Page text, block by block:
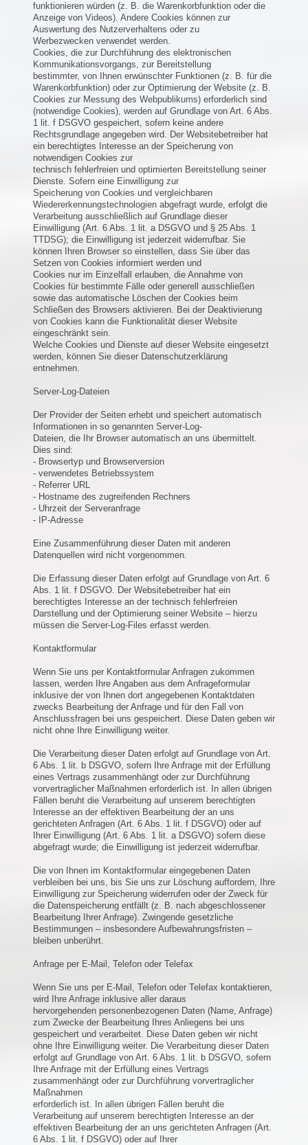
funktionieren würden (z. B. die Warenkorbfunktion oder die
Anzeige von Videos). Andere Cookies können zur
Auswertung des Nutzerverhaltens oder zu
Werbezwecken verwendet werden.
Cookies, die zur Durchführung des elektronischen
Kommunikationsvorgangs, zur Bereitstellung
bestimmter, von Ihnen erwünschter Funktionen (z. B. für die
Warenkorbfunktion) oder zur Optimierung der Website (z. B.
Cookies zur Messung des Webpublikums) erforderlich sind
(notwendige Cookies), werden auf Grundlage von Art. 6 Abs.
1 lit. f DSGVO gespeichert, sofern keine andere
Rechtsgrundlage angegeben wird. Der Websitebetreiber hat
ein berechtigtes Interesse an der Speicherung von
notwendigen Cookies zur
technisch fehlerfreien und optimierten Bereitstellung seiner
Dienste. Sofern eine Einwilligung zur
Speicherung von Cookies und vergleichbaren
Wiedererkennungstechnologien abgefragt wurde, erfolgt die
Verarbeitung ausschließlich auf Grundlage dieser
Einwilligung (Art. 6 Abs. 1 lit. a DSGVO und § 25 Abs. 1
TTDSG); die Einwilligung ist jederzeit widerrufbar. Sie
können Ihren Browser so einstellen, dass Sie über das
Setzen von Cookies informiert werden und
Cookies nur im Einzelfall erlauben, die Annahme von
Cookies für bestimmte Fälle oder generell ausschließen
sowie das automatische Löschen der Cookies beim
Schließen des Browsers aktivieren. Bei der Deaktivierung
von Cookies kann die Funktionalität dieser Website
eingeschränkt sein.
Welche Cookies und Dienste auf dieser Website eingesetzt
werden, können Sie dieser Datenschutzerklärung
entnehmen.
Server-Log-Dateien
Der Provider der Seiten erhebt und speichert automatisch
Informationen in so genannten Server-Log-
Dateien, die Ihr Browser automatisch an uns übermittelt.
Dies sind:
- Browsertyp und Browserversion
- verwendetes Betriebssystem
- Referrer URL
- Hostname des zugreifenden Rechners
- Uhrzeit der Serveranfrage
- IP-Adresse
Eine Zusammenführung dieser Daten mit anderen
Datenquellen wird nicht vorgenommen.
Die Erfassung dieser Daten erfolgt auf Grundlage von Art. 6
Abs. 1 lit. f DSGVO. Der Websitebetreiber hat ein
berechtigtes Interesse an der technisch fehlerfreien
Darstellung und der Optimierung seiner Website – hierzu
müssen die Server-Log-Files erfasst werden.
Kontaktformular
Wenn Sie uns per Kontaktformular Anfragen zukommen
lassen, werden Ihre Angaben aus dem Anfrageformular
inklusive der von Ihnen dort angegebenen Kontaktdaten
zwecks Bearbeitung der Anfrage und für den Fall von
Anschlussfragen bei uns gespeichert. Diese Daten geben wir
nicht ohne Ihre Einwilligung weiter.
Die Verarbeitung dieser Daten erfolgt auf Grundlage von Art.
6 Abs. 1 lit. b DSGVO, sofern Ihre Anfrage mit der Erfüllung
eines Vertrags zusammenhängt oder zur Durchführung
vorvertraglicher Maßnahmen erforderlich ist. In allen übrigen
Fällen beruht die Verarbeitung auf unserem berechtigten
Interesse an der effektiven Bearbeitung der an uns
gerichteten Anfragen (Art. 6 Abs. 1 lit. f DSGVO) oder auf
Ihrer Einwilligung (Art. 6 Abs. 1 lit. a DSGVO) sofern diese
abgefragt wurde; die Einwilligung ist jederzeit widerrufbar.
Die von Ihnen im Kontaktformular eingegebenen Daten
verbleiben bei uns, bis Sie uns zur Löschung auffordern, Ihre
Einwilligung zur Speicherung widerrufen oder der Zweck für
die Datenspeicherung entfällt (z. B. nach abgeschlossener
Bearbeitung Ihrer Anfrage). Zwingende gesetzliche
Bestimmungen – insbesondere Aufbewahrungsfristen –
bleiben unberührt.
Anfrage per E-Mail, Telefon oder Telefax
Wenn Sie uns per E-Mail, Telefon oder Telefax kontaktieren,
wird Ihre Anfrage inklusive aller daraus
hervorgehenden personenbezogenen Daten (Name, Anfrage)
zum Zwecke der Bearbeitung Ihres Anliegens bei uns
gespeichert und verarbeitet. Diese Daten geben wir nicht
ohne Ihre Einwilligung weiter. Die Verarbeitung dieser Daten
erfolgt auf Grundlage von Art. 6 Abs. 1 lit. b DSGVO, sofern
Ihre Anfrage mit der Erfüllung eines Vertrags
zusammenhängt oder zur Durchführung vorvertraglicher
Maßnahmen
erforderlich ist. In allen übrigen Fällen beruht die
Verarbeitung auf unserem berechtigten Interesse an der
effektiven Bearbeitung der an uns gerichteten Anfragen (Art.
6 Abs. 1 lit. f DSGVO) oder auf Ihrer